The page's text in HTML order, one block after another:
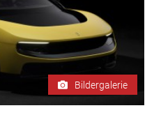
Bildergalerie